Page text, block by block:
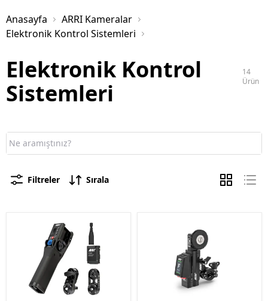
Anasayfa
ARRI Kameralar
Elektronik Kontrol Sistemleri
Elektronik Kontrol
Sistemleri
14
Ürün
Filtreler Sırala